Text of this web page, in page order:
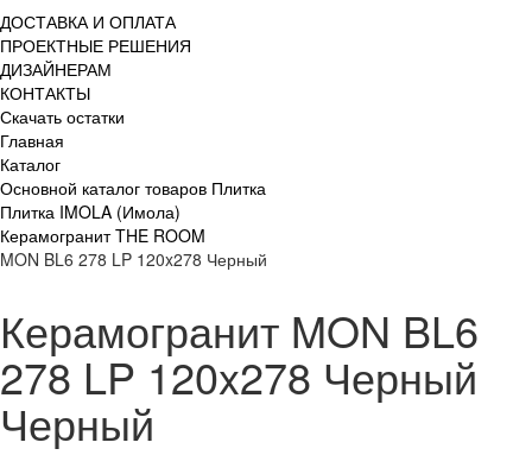
ДОСТАВКА И ОПЛАТА
ПРОЕКТНЫЕ РЕШЕНИЯ
ДИЗАЙНЕРАМ
КОНТАКТЫ
Скачать остатки
Главная
Каталог
Основной каталог товаров Плитка
Плитка IMOLA (Имола)
Керамогранит THE ROOM
MON BL6 278 LP 120x278 Черный
Керамогранит MON BL6
278 LP 120x278 Черный
Черный